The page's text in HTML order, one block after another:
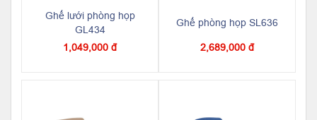
Ghế lưới phòng họp
GL434
1,049,000 đ
Ghế phòng họp SL636
2,689,000 đ